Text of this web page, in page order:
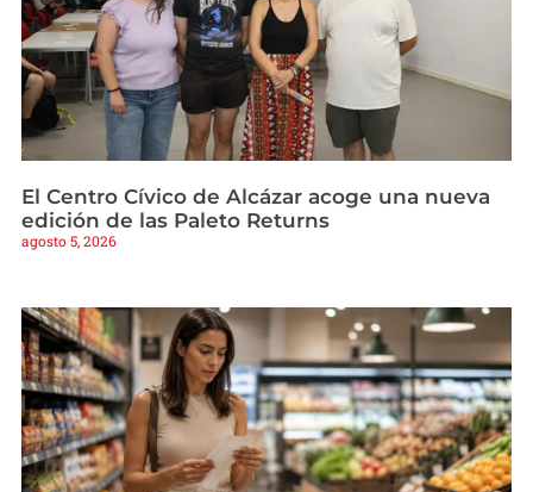
El Centro Cívico de Alcázar acoge una nueva
edición de las Paleto Returns
agosto 5, 2026